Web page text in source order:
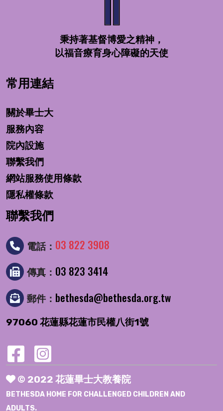
秉持著基督博愛之精神，
以福音療育身心障礙的天使
常用連結
關於畢士大
服務內容
院內設施
聯繫我們
網站服務使用條款
隱私權條款
聯繫我們
電話： 03 822 3908
傳真： 03 823 3414
郵件： bethesda@bethesda.org.tw
97060 花蓮縣花蓮市民權八街1號
© 2022 花蓮畢士大教養院
BETHESDA HOME FOR CHALLENGED CHILDREN AND
ADULTS.